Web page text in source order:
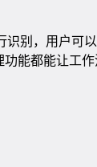
识别，用户可
能都能让工作